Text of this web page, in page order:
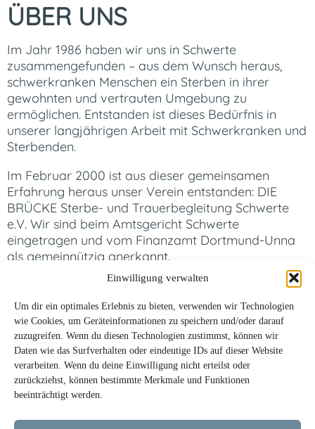
Einwilligung verwalten
Um dir ein optimales Erlebnis zu bieten, verwenden wir Technologien
wie Cookies, um Geräteinformationen zu speichern und/oder darauf
zuzugreifen. Wenn du diesen Technologien zustimmst, können wir
Daten wie das Surfverhalten oder eindeutige IDs auf dieser Website
verarbeiten. Wenn du deine Einwilligung nicht erteilst oder
zurückziehst, können bestimmte Merkmale und Funktionen
beeinträchtigt werden.
ÜBER UNS
Im Jahr 1986 haben wir uns in Schwerte
zusammengefunden – aus dem Wunsch heraus,
schwerkranken Menschen ein Sterben in ihrer
gewohnten und vertrauten Umgebung zu
ermöglichen. Entstanden ist dieses Bedürfnis in
unserer langjährigen Arbeit mit Schwerkranken und
Sterbenden.
Im Februar 2000 ist aus dieser gemeinsamen
Erfahrung heraus unser Verein entstanden: DIE
BRÜCKE Sterbe- und Trauerbegleitung Schwerte
e.V. Wir sind beim Amtsgericht Schwerte
eingetragen und vom Finanzamt Dortmund-Unna
als gemeinnützig anerkannt.
Unsere Aufgabe sehen wir darin, Menschen auf
ihrem letzten Weg beizustehen – ebenso wie den
Angehörigen und allen, die Abschied nehmen
müssen. Wir unterstützen Privatpersonen und
soziale Einrichtungen dabei, ein würdevolles und
friedliches Sterben zu ermöglichen.
Unabhängig von Konfession oder Herkunft – wir